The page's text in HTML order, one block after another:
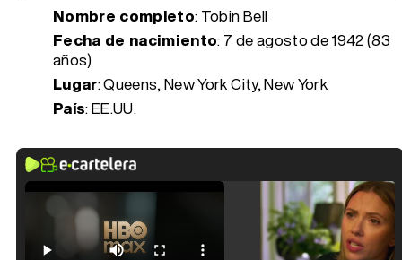
Nombre completo: Tobin Bell
Fecha de nacimiento: 7 de agosto de 1942 (83
años)
Lugar: Queens, New York City, New York
País: EE.UU.